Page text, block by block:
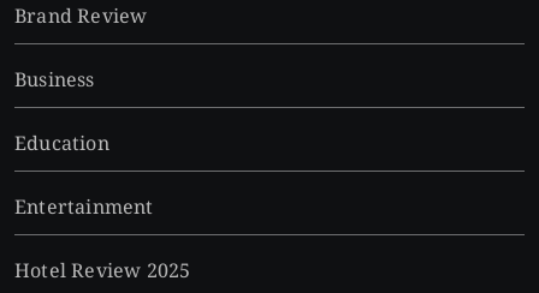
Brand Review
Business
Education
Entertainment
Hotel Review 2025